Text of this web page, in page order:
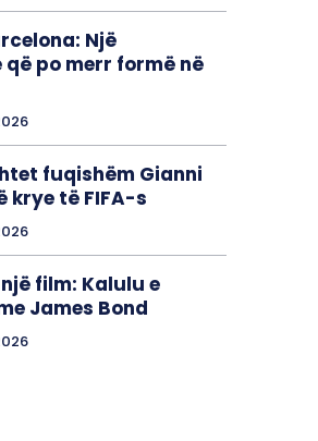
Një
po merr formë në
fuqishëm Gianni
krye të FIFA-s
film: Kalulu e
James Bond